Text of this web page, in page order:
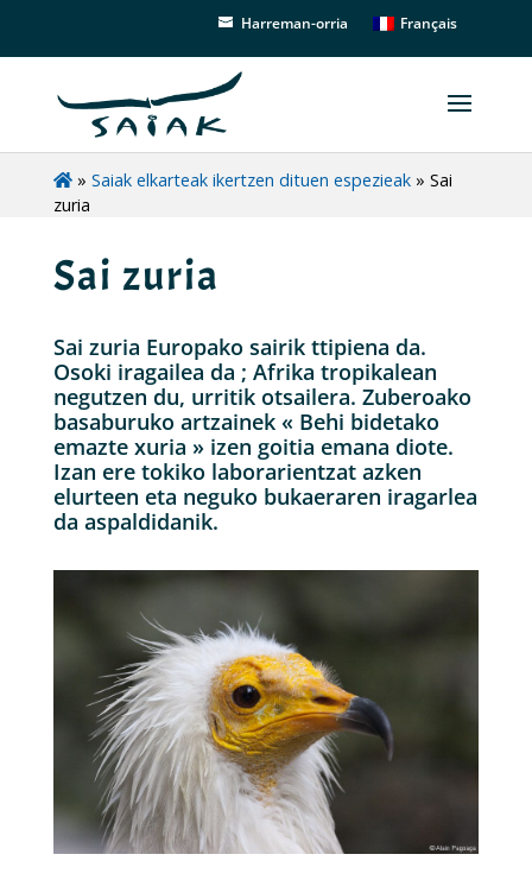
Harreman-orria Français
» Saiak elkarteak ikertzen dituen espezieak» Sai
zuria
Sai zuria
Sai zuria Europako sairik ttipiena da.
Osoki iragailea da ; Afrika tropikalean
negutzen du, urritik otsailera. Zuberoako
basaburuko artzainek « Behi bidetako
emazte xuria » izen goitia emana diote.
Izan ere tokiko laborarientzat azken
elurteen eta neguko bukaeraren iragarlea
da aspaldidanik.